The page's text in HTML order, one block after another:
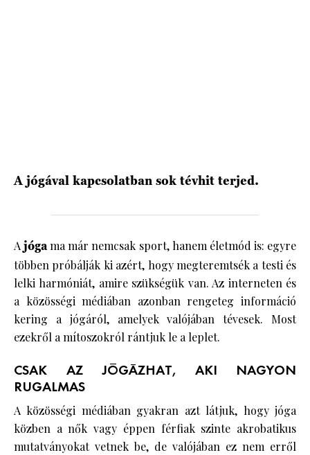
A jógával kapcsolatban sok tévhit terjed.
Ajógama már nemcsak sport, hanem életmód is: egyre
többen próbálják ki azért, hogy megteremtsék a testi és
lelki harmóniát, amire szükségük van. Az interneten és
a közösségi médiában azonban rengeteg információ
kering a jógáról, amelyek valójában tévesek. Most
ezekről a mítoszokról rántjuk le a leplet.
CSAK AZ JÓGÁZHAT, AKI NAGYON
RUGALMAS
A közösségi médiában gyakran azt látjuk, hogy jóga
közben a nők vagy éppen férfiak szinte akrobatikus
mutatványokat vetnek be, de valójában ez nem erről